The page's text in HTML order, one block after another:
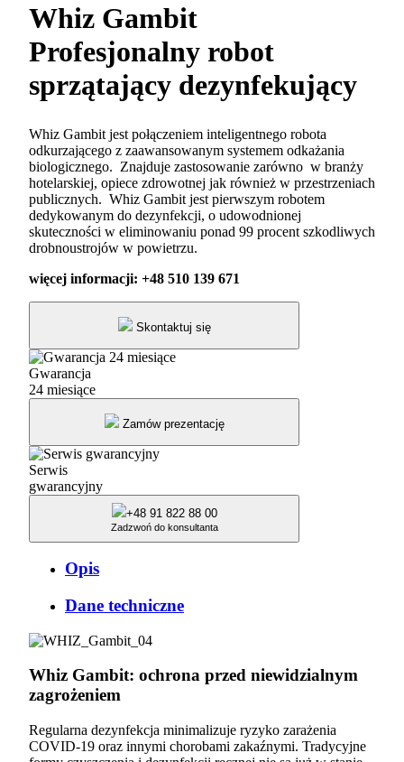
Whiz Gambit
Profesjonalny robot
sprzątający dezynfekujący
Whiz Gambit jest połączeniem inteligentnego robota
odkurzającego z zaawansowanym systemem odkażania
biologicznego. Znajduje zastosowanie zarówno w branży
hotelarskiej, opiece zdrowotnej jak również w przestrzeniach
publicznych. Whiz Gambit jest pierwszym robotem
dedykowanym do dezynfekcji, o udowodnionej
skuteczności w eliminowaniu ponad 99 procent szkodliwych
drobnoustrojów w powietrzu.
więcej informacji: +48 510 139 671
Skontaktuj się
Gwarancja
24 miesiące
Zamów prezentację
Serwis
gwarancyjny
+48 91 822 88 00
Zadzwoń do konsultanta
Opis
Dane techniczne
Whiz Gambit: ochrona przed niewidzialnym
zagrożeniem
Regularna dezynfekcja minimalizuje ryzyko zarażenia
COVID-19 oraz innymi chorobami zakaźnymi. Tradycyjne